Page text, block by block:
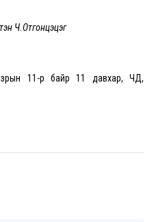
Ч.Отгонцэцэг
11-р байр 11 давхар, ЧД,